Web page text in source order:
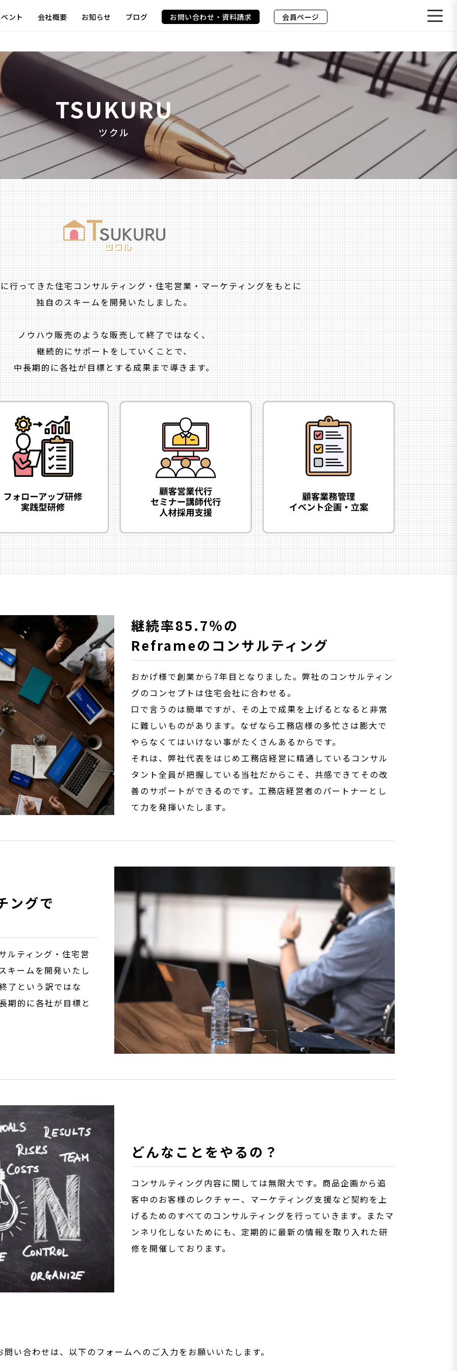
ント 会社概要 お知らせ ブログ お問い合わせ・資料請求 会員ページ
TSUKURU
ツクル
行ってきた住宅コンサルティング・住宅営業・ マーケティングをもとに
独自のスキームを開発いたしました。
ノウハウ販売のような販売して終了ではなく、
継続的にサポートをしていくことで、
中長期的に各社が目標とする 成果まで導きます。
継続率85.7％の
Reframeのコンサルティング
おかげ様で創業から7年目となりました。弊社のコンサルティン
グのコンセプトは住宅会社に合わせる。
口で言うのは簡単ですが、その上で成果を上げるとなると非常
に難しいものがあります。なぜなら工務店様の多忙さは膨大で
やらなくてはいけない事がたくさんあるからです。
それは、弊社代表をはじめ工務店経営に精通しているコンサル
タント全員が把握している当社だからこそ、共感できてその改
善のサポートができるのです。工務店経営者のパートナーとし
て力を発揮いたします。
ングで
ルティング・住宅営
キームを開発いたし
了という訳ではな
期的に各社が目標と
どんなことをやるの？
コンサルティング内容に関しては無限大です。商品企画から追
客中のお客様のレクチャー、マーケティング支援など契約を上
げるためのすべてのコンサルティングを行っていきます。またマ
ンネリ化しないためにも、定期的に最新の情報を取り入れた研
修を開催しております。
問い合わせは、以下のフォームへのご入力をお願いいたします。